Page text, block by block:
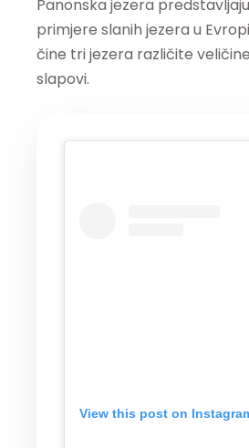
Panonska jezera
primjere slanih jezera u
čine tri jezera različite
slapovi.
View this post on